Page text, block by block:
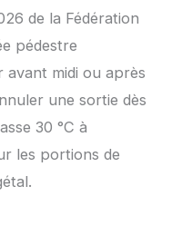
de la Fédération
pédestre
avant midi ou après
une sortie dès
30 °C à
les portions de